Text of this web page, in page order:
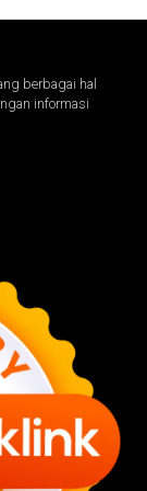
berbagai hal
informasi